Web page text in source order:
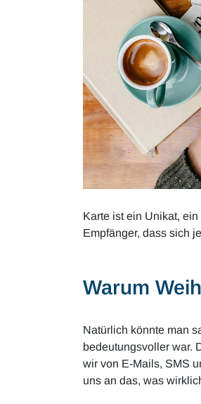
Karte ist ein Unikat,
Empfänger, dass sich
Warum
Natürlich könnte man
bedeutungsvoller war.
wir von E-Mails, SMS
uns an das, was